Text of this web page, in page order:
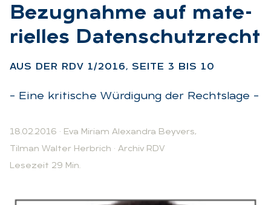
Be­zug­nah­me auf ma­te­
ri­el­les Da­ten­schutz­recht
AUS DER RDV 1/2016, SEI­TE 3 BIS 10
– Eine kritische Würdigung der Rechtslage –
18.02.2016 · Eva Miriam Alexandra Beyvers,
Tilman Walter Herbrich · Archiv RDV
Lesezeit 29 Min.